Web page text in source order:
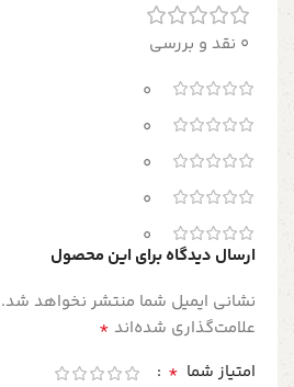
0 نقد و بررسی
0
0
0
0
0
ارسال دیدگاه برای این محصول
نشانی ایمیل شما منتشر نخواهد شد.
علامت‌گذاری شده‌اند *
امتیاز شما *